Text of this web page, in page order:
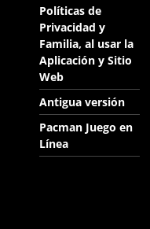
Políticas de
Privacidad y
Familia, al usar la
Aplicación y Sitio
Web
Antigua versión
Pacman Juego en
Línea